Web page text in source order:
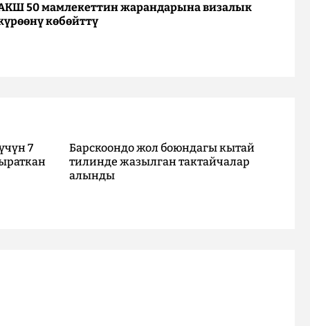
50 мамлекеттин жарандарына визалык
көбөйттү
7
Барскоондо жол боюндагы кытай
тилинде жазылган тактайчалар
алынды